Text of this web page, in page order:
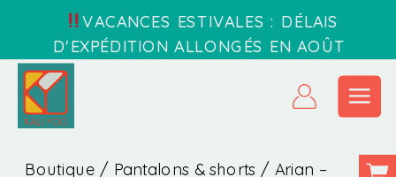
VACANCES ESTIVALES : DÉLAIS
D'EXPÉDITION ALLONGÉS EN AOÛT
Boutique / Pantalons & shorts / Arian –